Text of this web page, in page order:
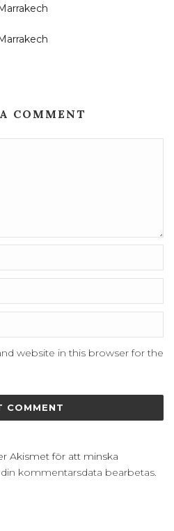
COMMENT
website in this browser for the
Akismet för att minska
kommentarsdata bearbetas.